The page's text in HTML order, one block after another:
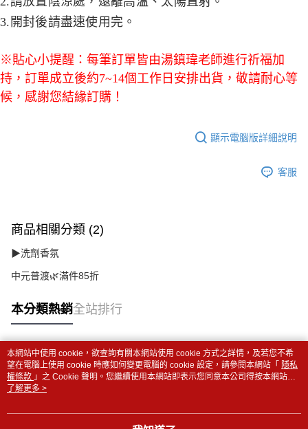
3.開封後請盡速使用完。
※貼心小提醒：每筆訂單皆由湯鎮瑋老師進行祈福加
持，訂單成立後約7~14個工作日安排出貨，敬請耐心等
候，感謝您結緣訂購！
顯示電腦版詳細說明
客服
商品相關分類 (2)
▶洗劑香氛
中元普渡🌿滿件85折
本分類熱銷全站排行
熱門標籤
本網站中使用 cookie，欲查詢有關本網站使用 cookie 方式之詳情，及若您不希
望在電腦上使用 cookie 時應如何變更電腦的 cookie 設定，請參閱本網站「 隱私
權條款 」之 Cookie 聲明。您繼續使用本網站即表示您同意本公司得按本網站使
用條款之 Cookie 聲明使用 cookie。
了解更多 >